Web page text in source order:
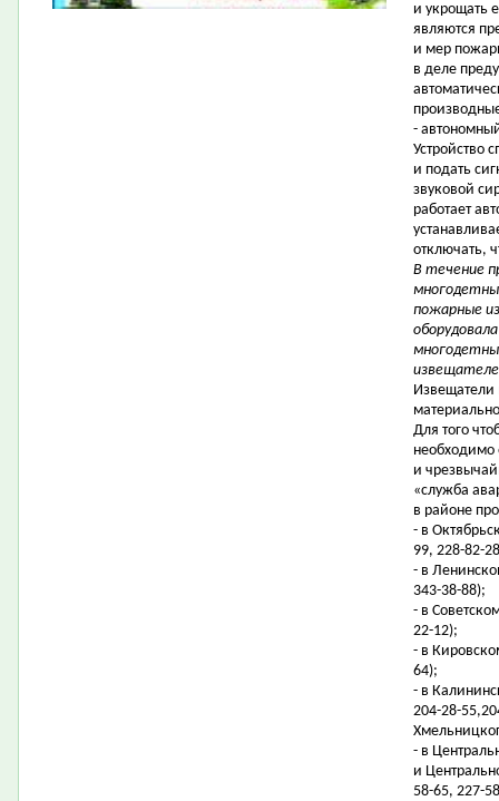
и укрощать
являются
и мер
в деле
-
Устройство
и подать
звуковой
работает
отключать,
В течение
пожарные
Извещатели
Для того
необходимо
и
«служба
в районе
- в
99, 228-82-
- в
343-38-88);
- в
22-12);
- в
64);
- в
204-28-
- в
и
58-65, 227-